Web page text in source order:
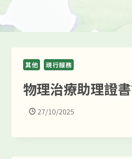
其他 現行服務
物理治療助理證
27/10/2025